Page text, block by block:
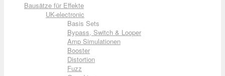
Bausätze für Effekte
UK-electronic
Basis Sets
Bypass, Switch & Looper
Amp Simulationen
Booster
Distortion
Fuzz